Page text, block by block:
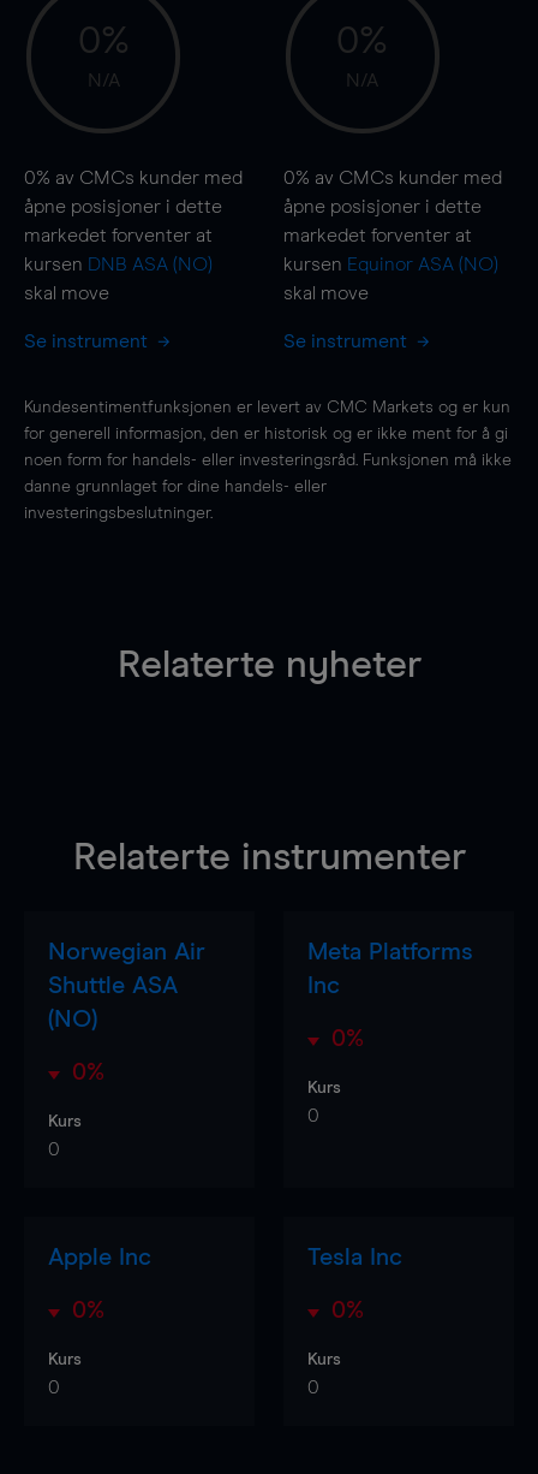
0%
N/A
0% av CMCs kunder med
åpne posisjoner i dette
markedet forventer at
kursen DNB ASA (NO)
skal move
Se instrument
0%
N/A
0% av CMCs kunder med
åpne posisjoner i dette
markedet forventer at
kursen Equinor ASA (NO)
skal move
Se instrument
Kundesentimentfunksjonen er levert av CMC Markets og er kun
for generell informasjon, den er historisk og er ikke ment for å gi
noen form for handels- eller investeringsråd. Funksjonen må ikke
danne grunnlaget for dine handels- eller
investeringsbeslutninger.
Relaterte nyheter
Relaterte instrumenter
Norwegian Air
Shuttle ASA
(NO)
0%
Kurs
0
Meta Platforms
Inc
0%
Kurs
0
Apple Inc
0%
Kurs
0
Tesla Inc
0%
Kurs
0